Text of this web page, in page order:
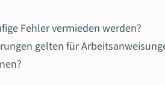
Fehler vermieden werden?
gelten für